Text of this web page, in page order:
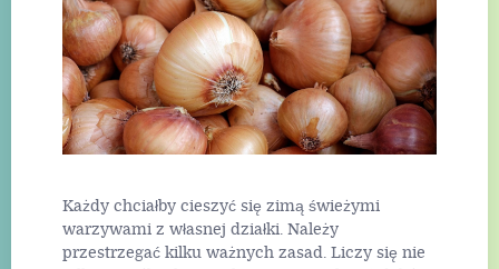
Każdy chciałby cieszyć się zimą świeżymi
warzywami z własnej działki. Należy
przestrzegać kilku ważnych zasad. Liczy się nie